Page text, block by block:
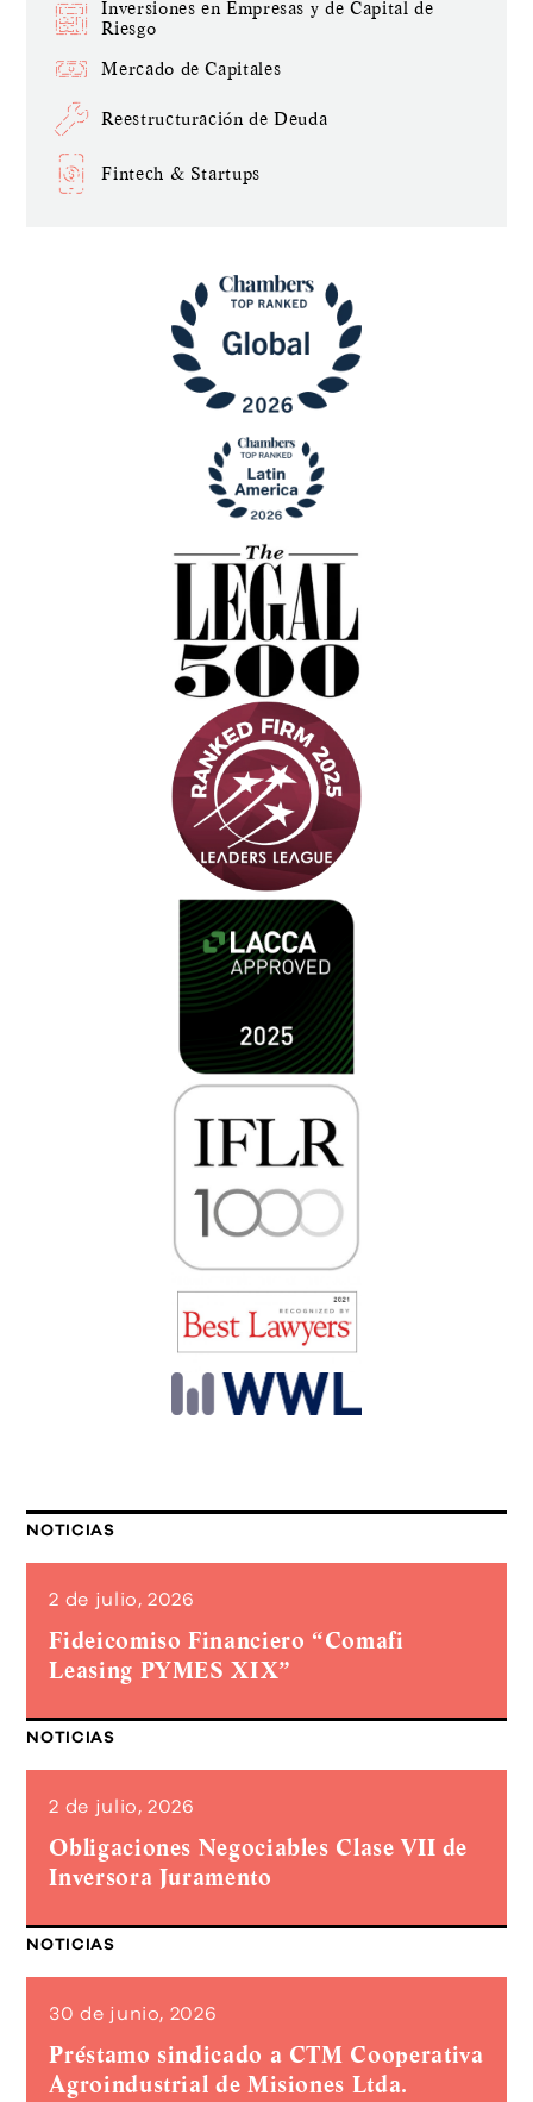
Inversiones en Empresas y de Capital de
Riesgo
Mercado de Capitales
Reestructuración de Deuda
Fintech & Startups
NOTICIAS
2 de julio, 2026
Fideicomiso Financiero “Comafi
Leasing PYMES XIX”
NOTICIAS
2 de julio, 2026
Obligaciones Negociables Clase VII de
Inversora Juramento
NOTICIAS
30 de junio, 2026
Préstamo sindicado a CTM Cooperativa
Agroindustrial de Misiones Ltda.